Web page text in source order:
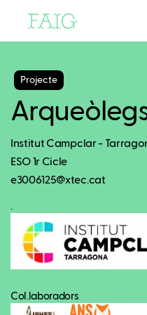
Projecte
Institut Campclar -
ESO 1r Cicle
e3006125@xtec.cat
.
Col.laboradors